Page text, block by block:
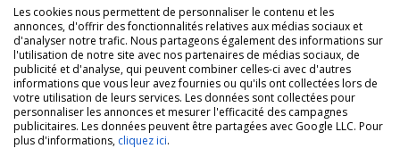
La Boutique des Chrétiens © | La boutique religieuse chrétienne de
référence !.
Les cookies nous permettent de personnaliser le contenu et les
annonces, d'offrir des fonctionnalités relatives aux médias sociaux et
d'analyser notre trafic. Nous partageons également des informations sur
l'utilisation de notre site avec nos partenaires de médias sociaux, de
publicité et d'analyse, qui peuvent combiner celles-ci avec d'autres
informations que vous leur avez fournies ou qu'ils ont collectées lors de
votre utilisation de leurs services. Les données sont collectées pour
personnaliser les annonces et mesurer l'efficacité des campagnes
publicitaires. Les données peuvent être partagées avec Google LLC. Pour
plus d'informations, cliquez ici.